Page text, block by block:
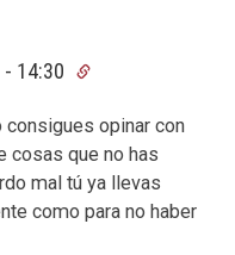
14:30
opinar con
cosas que no has
mal tú ya llevas
como para no haber